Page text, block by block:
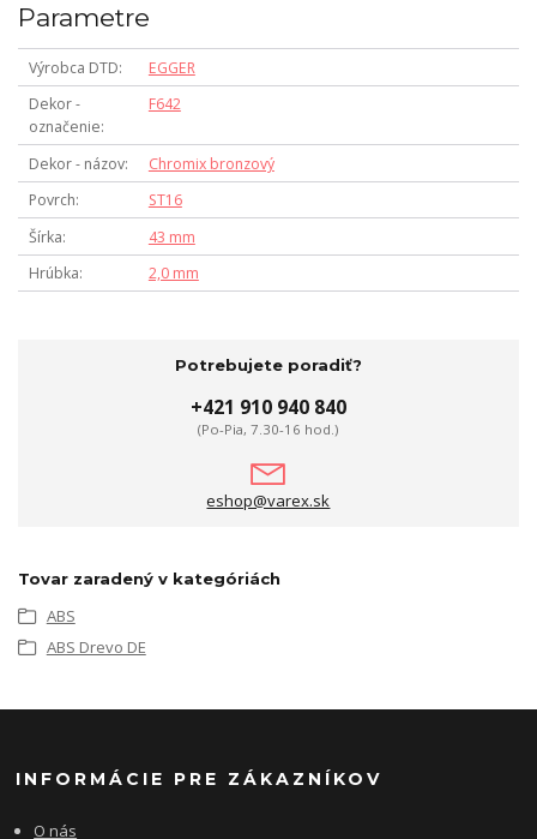
Parametre
Výrobca DTD
EGGER
Dekor -
označenie
F642
Dekor - názov
Chromix bronzový
Povrch
ST16
Šírka
43 mm
Hrúbka
2,0 mm
Potrebujete poradiť?
+421 910 940 840
(Po-Pia, 7.30-16 hod.)
eshop@varex.sk
Tovar zaradený v kategóriách
ABS
ABS Drevo DE
INFORMÁCIE PRE ZÁKAZNÍKOV
O nás